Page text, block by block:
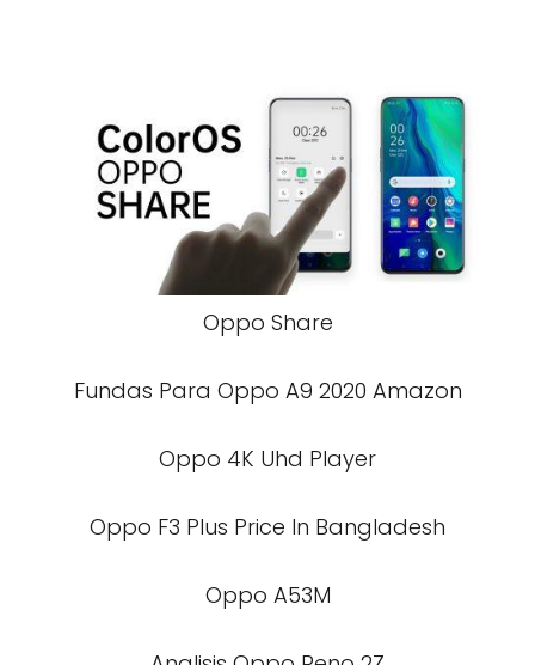
Oppo Share
Fundas Para Oppo A9 2020 Amazon
Oppo 4K Uhd Player
Oppo F3 Plus Price In Bangladesh
Oppo A53M